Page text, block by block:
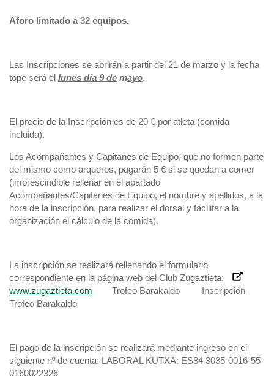
Aforo limitado a 32 equipos.
Las Inscripciones se abrirán a partir del 21 de marzo y la fecha
tope será el lunes día 9 de mayo.
El precio de la Inscripción es de 20 € por atleta (comida
incluida).
Los Acompañantes y Capitanes de Equipo, que no formen parte
del mismo como arqueros, pagarán 5 € si se quedan a comer
(imprescindible rellenar en el apartado
Acompañantes/Capitanes de Equipo, el nombre y apellidos, a la
hora de la inscripción, para realizar el dorsal y facilitar a la
organización el cálculo de la comida).
La inscripción se realizará rellenando el formulario
correspondiente en la página web del Club Zugaztieta:
www.zugaztieta.com Trofeo Barakaldo Inscripción
Trofeo Barakaldo
El pago de la inscripción se realizará mediante ingreso en el
siguiente nº de cuenta: LABORAL KUTXA: ES84 3035-0016-55-
0160022326